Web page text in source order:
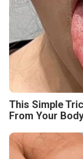
This Simple
From Your